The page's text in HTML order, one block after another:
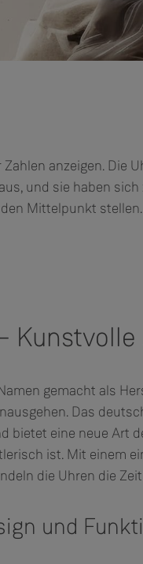
anzeigen. Die
und sie haben sich
Mittelpunkt stellen.
gemacht als
Das
bietet eine neue Art
ist. Mit einem
die Uhren die
und